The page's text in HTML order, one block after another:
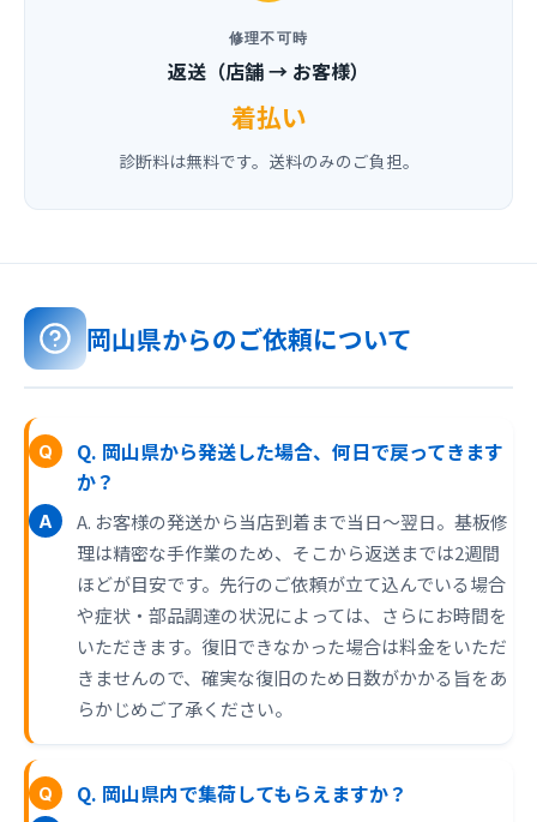
修理不可時
返送（店舗 → お客様）
着払い
診断料は無料です。送料のみのご負担。
岡山県からのご依頼について
Q. 岡山県から発送した場合、何日で戻ってきます
か？
A. お客様の発送から当店到着まで当日〜翌日。基板修
理は精密な手作業のため、そこから返送までは2週間
ほどが目安です。先行のご依頼が立て込んでいる場合
や症状・部品調達の状況によっては、さらにお時間を
いただきます。復旧できなかった場合は料金をいただ
きませんので、確実な復旧のため日数がかかる旨をあ
らかじめご了承ください。
Q. 岡山県内で集荷してもらえますか？